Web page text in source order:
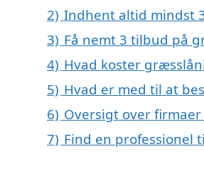
2) Indhent altid mindst
3) Få nemt 3 tilbud på
4) Hvad koster
5) Hvad er med til at
6) Oversigt over
7) Find en professionel